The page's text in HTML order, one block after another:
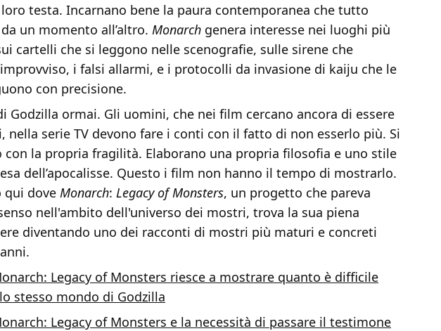
testa. Incarnano bene la paura contemporanea che tutto
un momento all’altro. Monarch genera interesse nei luoghi più
cartelli che si leggono nelle scenografie, sulle sirene che
i falsi allarmi, e i protocolli da invasione di kaiju che le
con precisione.
Godzilla ormai. Gli uomini, che nei film cercano ancora di essere
nella serie TV devono fare i conti con il fatto di non esserlo più. Si
con la propria fragilità. Elaborano una propria filosofia e uno stile
dell’apocalisse. Questo i film non hanno il tempo di mostrarlo.
qui dove Monarch: Legacy of Monsters, un progetto che pareva
nell'ambito dell'universo dei mostri, trova la sua piena
diventando uno dei racconti di mostri più maturi e concreti
Legacy of Monsters riesce a mostrare quanto è difficile
stesso mondo di Godzilla
Legacy of Monsters e la necessità di passare il testimone